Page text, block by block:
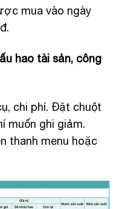
mua vào ngày
hao tài sản, công
chi phí. Đặt chuột
muốn ghi giảm.
thanh menu hoặc